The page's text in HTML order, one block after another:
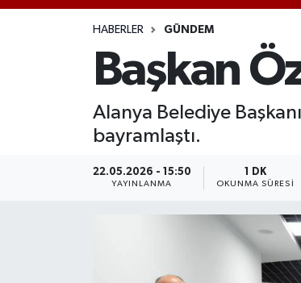
HABERLER GÜNDEM
Başkan
Alanya Belediye
bayramlaştı.
22.05.2026 - 15:50
YAYINLANMA
1 DK
OKUNMA SÜRESI